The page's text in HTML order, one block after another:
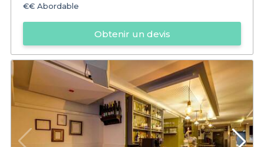
€€ Abordable
Obtenir un devis